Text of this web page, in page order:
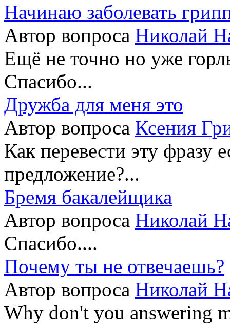
Начинаю заболевать
Автор вопроса Николай
Ещё не точно но уже
Спасибо...
Дружба для меня это
Автор вопроса Ксения
Как перевести эту фразу
предложение?...
Бремя бакалейщика
Автор вопроса Николай
Спасибо....
Почему ты не отвечаешь?
Автор вопроса Николай
Why don't you answering